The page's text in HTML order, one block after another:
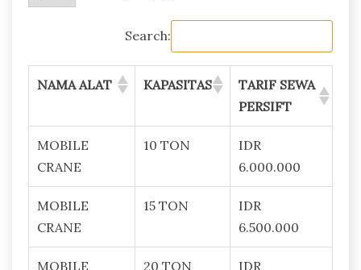
Search:
NAMA ALAT KAPASITAS
TARIF SEWA
PERSIFT
MOBILE
CRANE
10 TON
IDR
6.000.000
MOBILE
CRANE
15 TON
IDR
6.500.000
MOBILE
20 TON
IDR